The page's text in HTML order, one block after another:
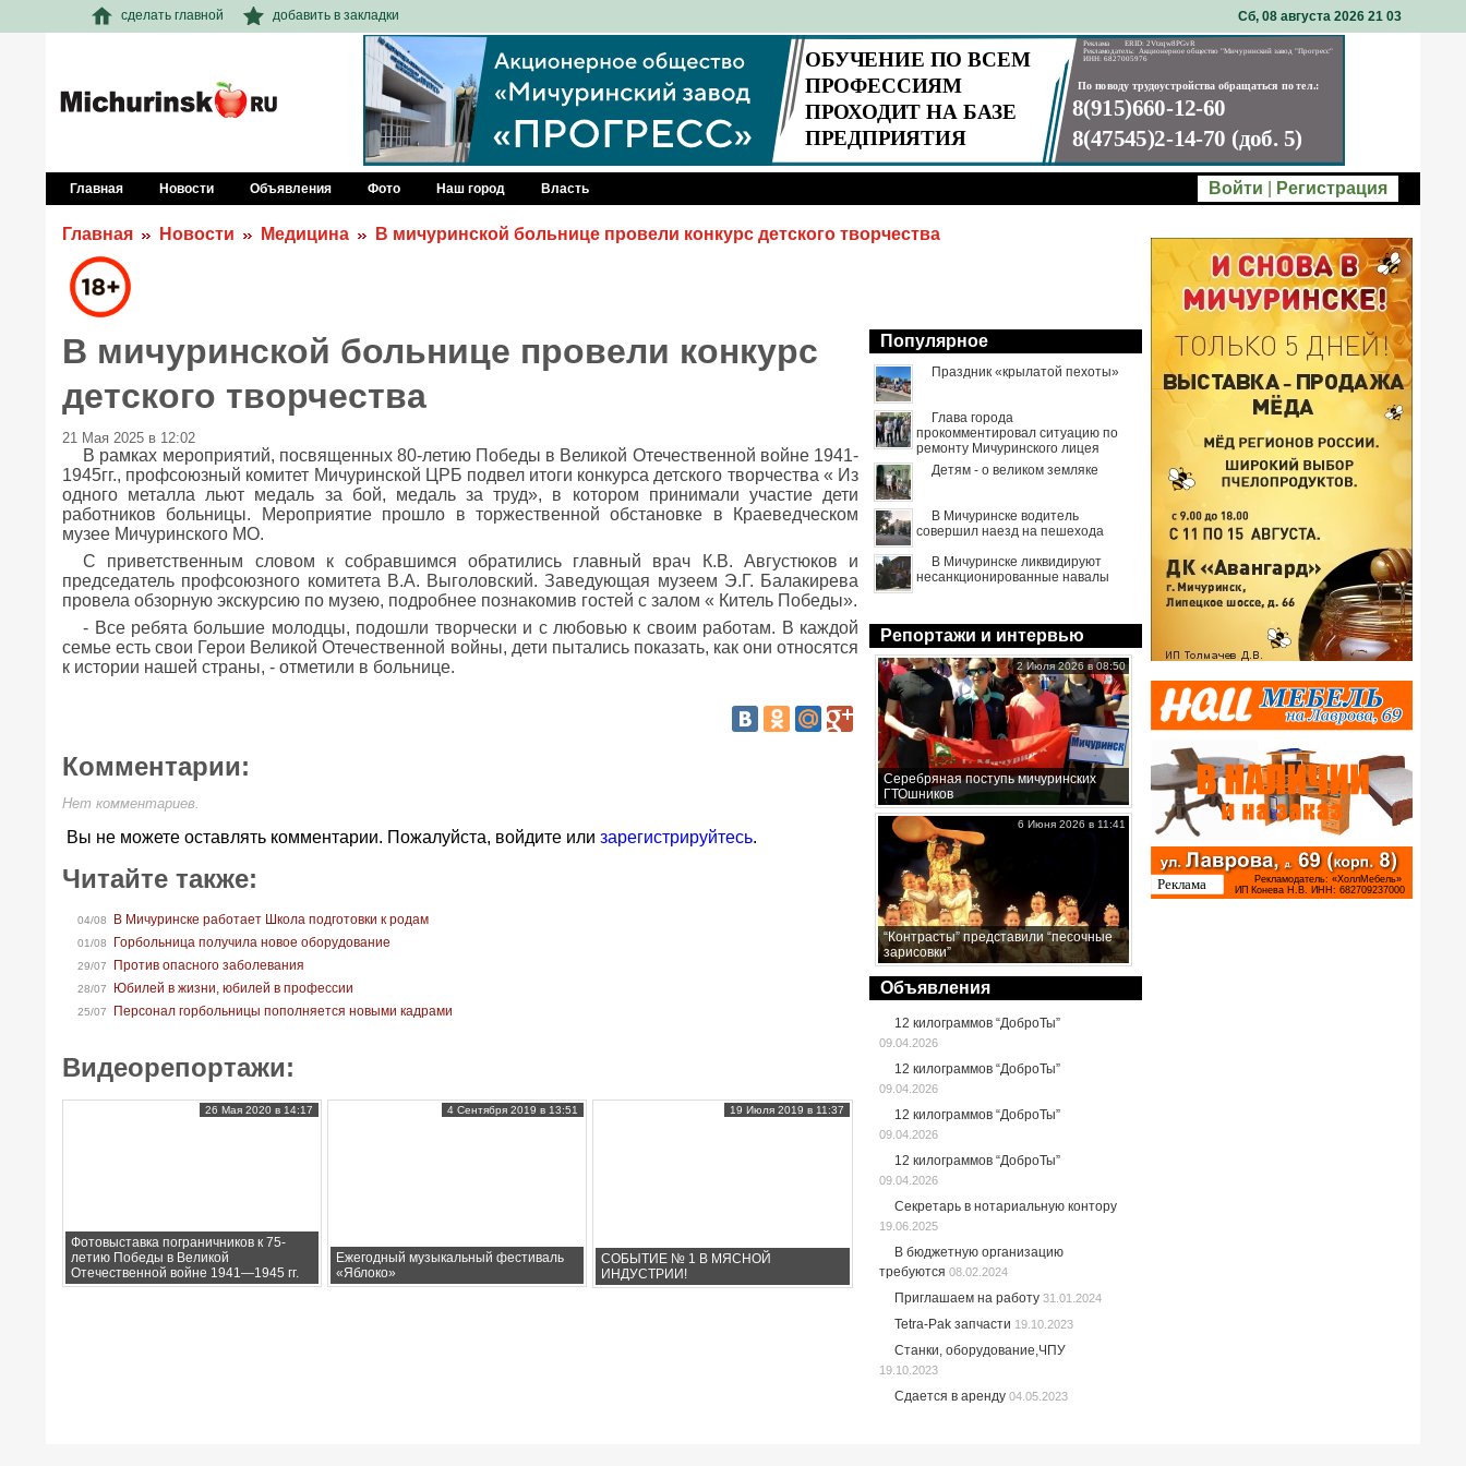
сделать главной добавить в закладки Сб, 08 августа 2026 21 03
Главная Новости Объявления Фото Наш город Власть Войти Регистрация
Главная Новости Медицина В мичуринской больнице провели конкурс детского творчества
В мичуринской больнице провели конкурс
детского творчества
21 Мая 2025 в 12:02
В рамках мероприятий, посвященных 80-летию Победы в Великой Отечественной войне 1941-
1945гг., профсоюзный комитет Мичуринской ЦРБ подвел итоги конкурса детского творчества « Из
одного металла льют медаль за бой, медаль за труд», в котором принимали участие дети
работников больницы. Мероприятие прошло в торжественной обстановке в Краеведческом
музее Мичуринского МО.
С приветственным словом к собравшимся обратились главный врач К.В. Августюков и
председатель профсоюзного комитета В.А. Выголовский. Заведующая музеем Э.Г. Балакирева
провела обзорную экскурсию по музею, подробнее познакомив гостей с залом « Китель Победы».
- Все ребята большие молодцы, подошли творчески и с любовью к своим работам. В каждой
семье есть свои Герои Великой Отечественной войны, дети пытались показать, как они относятся
к истории нашей страны, - отметили в больнице.
Комментарии:
Нет комментариев.
Вы не можете оставлять комментарии. Пожалуйста, войдите или зарегистрируйтесь.
Читайте также:
04/08 В Мичуринске работает Школа подготовки к родам
01/08 Горбольница получила новое оборудование
29/07 Против опасного заболевания
28/07 Юбилей в жизни, юбилей в профессии
25/07 Персонал горбольницы пополняется новыми кадрами
Видеорепортажи:
Фотовыставка пограничников к 75-
летию Победы в Великой
Отечественной войне 1941—1945 гг.
26 Мая 2020 в 14:17
Ежегодный музыкальный фестиваль
«Яблоко»
4 Сентября 2019 в 13:51
СОБЫТИЕ № 1 В МЯСНОЙ
ИНДУСТРИИ!
19 Июля 2019 в 11:37
Популярное
Праздник «крылатой пехоты»
Глава города
прокомментировал ситуацию по
ремонту Мичуринского лицея
Детям - о великом земляке
В Мичуринске водитель
совершил наезд на пешехода
В Мичуринске ликвидируют
несанкционированные навалы
Репортажи и интервью
Серебряная поступь мичуринских
ГТОшников
2 Июля 2026 в 08:50
“Контрасты” представили “песочные
зарисовки”
6 Июня 2026 в 11:41
Объявления
12 килограммов “ДоброТы”
09.04.2026
12 килограммов “ДоброТы”
09.04.2026
12 килограммов “ДоброТы”
09.04.2026
12 килограммов “ДоброТы”
09.04.2026
Секретарь в нотариальную контору
19.06.2025
В бюджетную организацию
требуются 08.02.2024
Приглашаем на работу 31.01.2024
Tetra-Pak запчасти 19.10.2023
Станки, оборудование,ЧПУ
19.10.2023
Сдается в аренду 04.05.2023